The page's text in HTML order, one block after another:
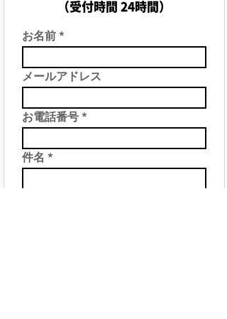
（受付時間 24時間）
お名前
メールアドレス
お電話番号
件名